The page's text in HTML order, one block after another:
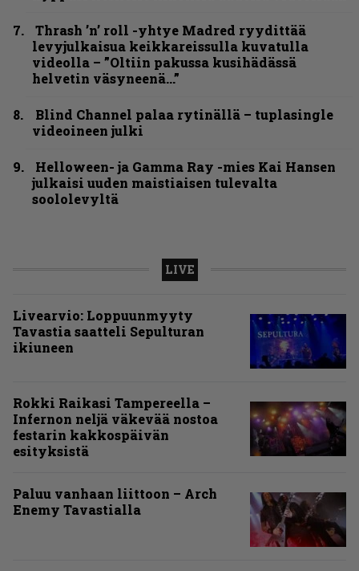
Thrash ’n’ roll -yhtye Madred ryydittää
levyjulkaisua keikkareissulla kuvatulla
videolla – ”Oltiin pakussa kusihädässä
helvetin väsyneenä…”
Blind Channel palaa rytinällä – tuplasingle
videoineen julki
Helloween- ja Gamma Ray -mies Kai Hansen
julkaisi uuden maistiaisen tulevalta
soololevyltä
LIVE
Livearvio: Loppuunmyyty
Tavastia saatteli Sepulturan
ikiuneen
Rokki Raikasi Tampereella –
Infernon neljä väkevää nostoa
festarin kakkospäivän
esityksistä
Paluu vanhaan liittoon – Arch
Enemy Tavastialla